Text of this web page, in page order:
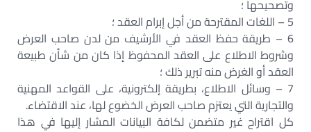
وتصحيحها ؛
5 – اللغات المقترحة من أجل إبرام العقد ؛
6 – طريقة حفظ العقد في الأرشيف من لدن صاحب العرض
وشروط الاطلاع على العقد المحفوظ إذا كان من شأن طبيعة
العقد أو الغرض منه تبرير ذلك ؛
7 – وسائل الاطلاع، بطريقة إلكترونية، على القواعد المهنية
والتجارية التي يعتزم صاحب العرض الخضوع لها، عند الاقتضاء.
كل اقتراح غير متضمن لكافة البيانات المشار إليها في هذا